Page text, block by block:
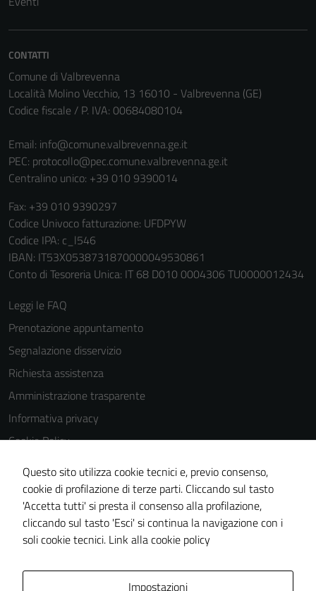
CONTATTI
Comune di Valbrevenna
Località Molino Vecchio, 13 16010 - Valbrevenna (GE)
Codice fiscale / P. IVA: 00684080104
Email: info@comune.valbrevenna.ge.it
PEC: protocollo@pec.comune.valbrevenna.ge.it
Centralino unico: +39 010 9390014
Fax: +39 010 9390297
Codice Univoco fatturazione: UFDPYW
Codice IPA: c_l546
IBAN: IT53X0538731870000049530861
Conto di Tesoreria Unica: IT 68 D010 0004306 TU0000012434
Leggi le FAQ
Prenotazione appuntamento
Segnalazione disservizio
Richiesta assistenza
Amministrazione trasparente
Informativa privacy
Cookie Policy
Note legali
Dichiarazione di accessibilità
Whistleblowing
Piano di miglioramento del sito
Questo sito utilizza cookie tecnici e, previo consenso,
cookie di profilazione di terze parti. Cliccando sul tasto
'Accetta tutti' si presta il consenso alla profilazione,
cliccando sul tasto 'Esci' si continua la navigazione con i
soli cookie tecnici. Link alla cookie policy
Impostazioni
una serie di
estesa per i
dettagli) e
essere
utilizzati
La
di questi
cookies può
In order for
to perform
as well as
possible
during your
visit. If you
these